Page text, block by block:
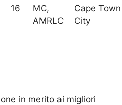
16
MC,
AMRLC
Cape Town
City
in merito ai migliori